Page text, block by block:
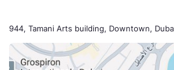
944, Tamani Arts building, Downtown,